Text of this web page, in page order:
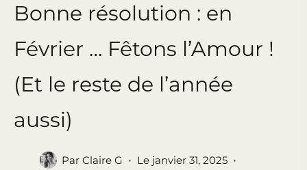
Bonne résolution : en
Février … Fêtons l’Amour !
(Et le reste de l’année
aussi)
Par Claire G Le janvier 31, 2025